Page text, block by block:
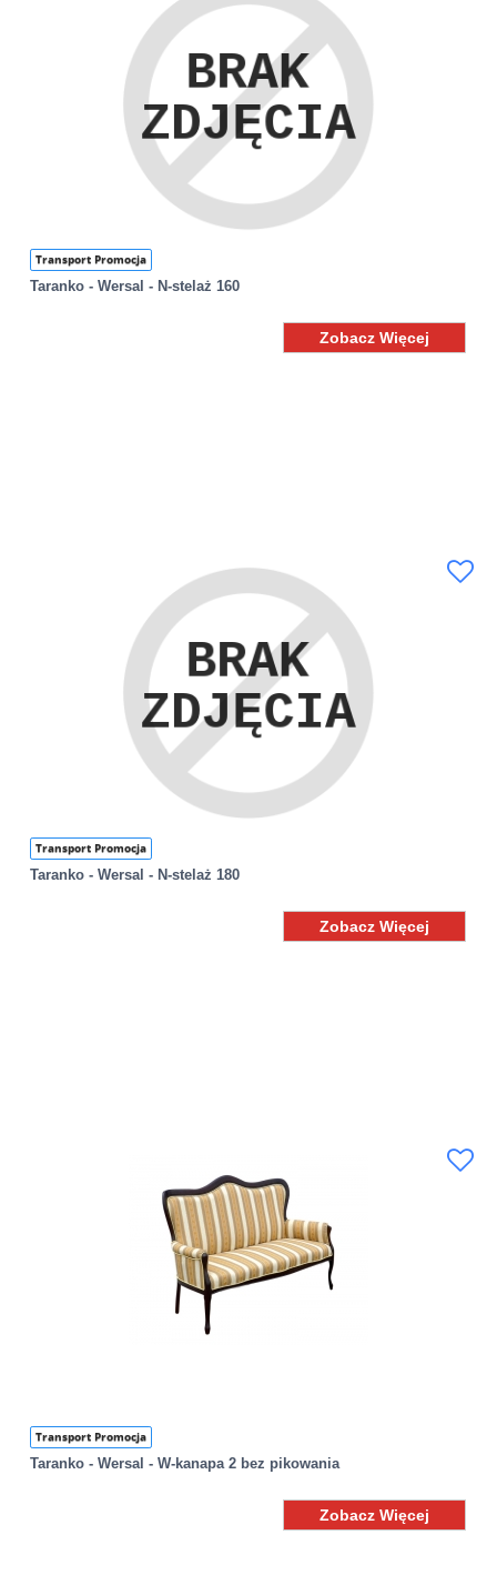
Transport Promocja
Taranko - Wersal - N-stelaż 160
Zobacz Więcej
Transport Promocja
Taranko - Wersal - N-stelaż 180
Zobacz Więcej
Transport Promocja
Taranko - Wersal - W-kanapa 2 bez pikowania
Zobacz Więcej